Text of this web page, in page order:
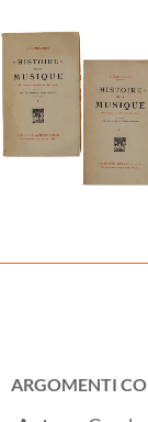
ARGOMENTI